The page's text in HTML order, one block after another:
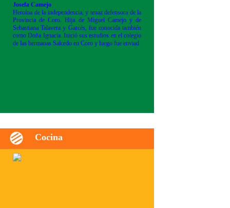
Josefa Camejo
Heroína de la independencia, y tenaz defensora de la
Provincia de Coro. Hija de Miguel Camejo y de
Sebastiana Talavera y Garcés, fue conocida también
como Doña Ignacia. Inició sus estudios en el colegio
de las hermanas Salcedo en Coro y luego fue enviad
Cocina